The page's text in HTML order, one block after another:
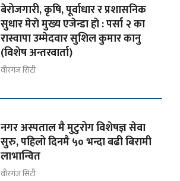
बेरोजगारी, कृषि, पूर्वाधार र प्रशासनिक
सुधार मेराे मुख्य एजेन्डा हाे : पर्सा २ का
रास्वापा उम्मेदवार सुशिल कुमार कानु
(विशेष अन्तरवार्ता)
वीरगंज सिटी
नगर अस्पताल मै मुटुरोग विशेषज्ञ सेवा
सुरु, पहिलो दिनमै ५० भन्दा बढी बिरामी
लाभान्वित
वीरगंज सिटी